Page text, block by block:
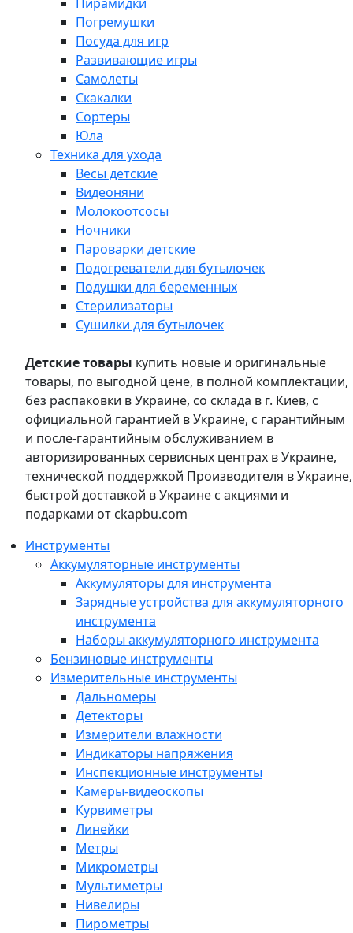
Погремушки
Посуда для игр
Развивающие игры
Самолеты
Скакалки
Сортеры
Юла
Техника для ухода
Весы детские
Видеоняни
Молокоотсосы
Ночники
Пароварки детские
Подогреватели для бутылочек
Подушки для беременных
Стерилизаторы
Сушилки для бутылочек
Детские товары купить новые и оригинальные
товары, по выгодной цене, в полной комплектации,
без распаковки в Украине, со склада в г. Киев, с
официальной гарантией в Украине, с гарантийным
и после-гарантийным обслуживанием в
авторизированных сервисных центрах в Украине,
технической поддержкой Производителя в Украине,
быстрой доставкой в Украине с акциями и
подарками от ckapbu.com
Инструменты
Аккумуляторные инструменты
Аккумуляторы для инструмента
Зарядные устройства для аккумуляторного
инструмента
Наборы аккумуляторного инструмента
Бензиновые инструменты
Измерительные инструменты
Дальномеры
Детекторы
Измерители влажности
Индикаторы напряжения
Инспекционные инструменты
Камеры-видеоскопы
Курвиметры
Линейки
Метры
Микрометры
Мультиметры
Нивелиры
Пирометры